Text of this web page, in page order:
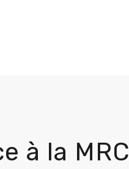
à la MRC